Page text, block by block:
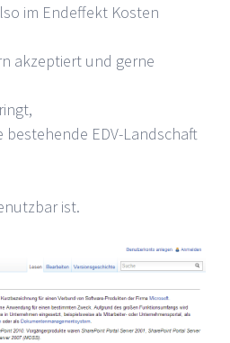
im Endeffekt Kosten
akzeptiert und gerne
EDV-Landschaft
ist.